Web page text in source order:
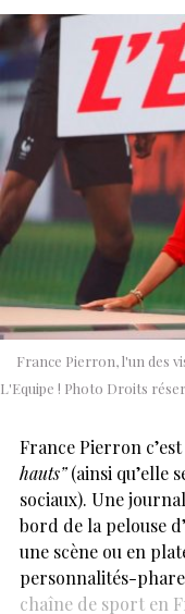
France Pierron, l'un des
L'Equipe ! Photo Droits
France Pierron c’est
hauts”(ainsi qu’elle
sociaux). Une
bord de la pelouse
une scène ou en
personnalités-
chaîne de sport en